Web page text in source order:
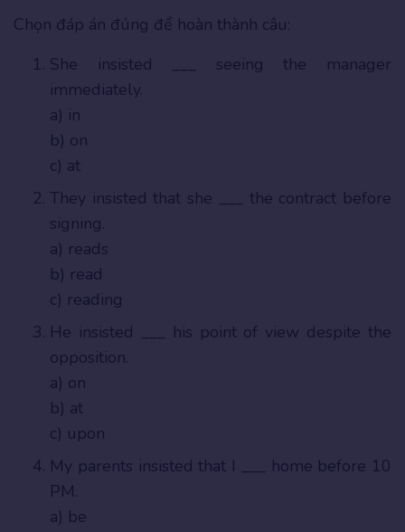
Chọn đáp án đúng để hoàn thành câu:
She insisted ___ seeing the manager
immediately.
a) in
b) on
c) at
They insisted that she ___ the contract before
signing.
a) reads
b) read
c) reading
He insisted ___ his point of view despite the
opposition.
a) on
b) at
c) upon
My parents insisted that I ___ home before 10
PM.
a) be